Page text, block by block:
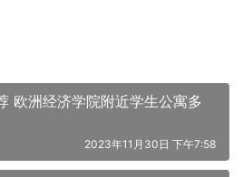
欧洲经济学院附近学生公寓多
2023年11月30日 下午7:58